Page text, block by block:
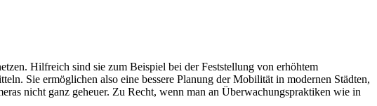
Hilfreich sind sie zum Beispiel bei der Feststellung von erhöhtem
Sie ermöglichen also eine bessere Planung der Mobilität in modernen Städten,
nicht ganz geheuer. Zu Recht, wenn man an Überwachungspraktiken wie in